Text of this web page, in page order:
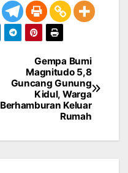
Gempa Bumi
Magnitudo 5,8
Guncang Gunung
Kidul, Warga
Berhamburan Keluar
Rumah